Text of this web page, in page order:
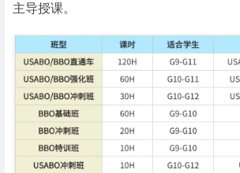
主导授课。